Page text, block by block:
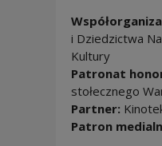
i Dziedzictwa
Kultury
Patronat
stołecznego
Partner:
Patron